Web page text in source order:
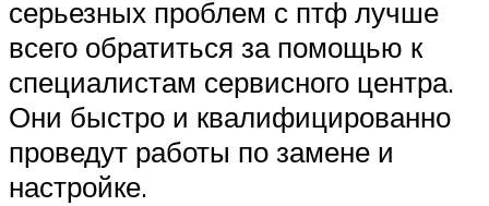
серьезных проблем с птф лучше
всего обратиться за помощью к
специалистам сервисного центра.
Они быстро и квалифицированно
проведут работы по замене и
настройке.